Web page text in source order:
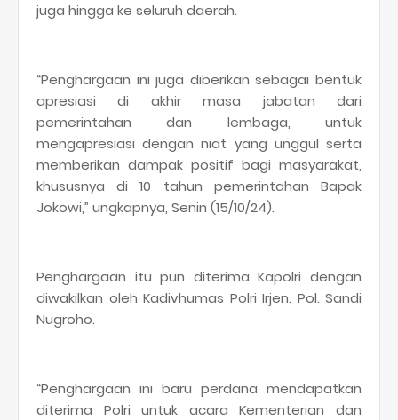
juga hingga ke seluruh daerah.
“Penghargaan ini juga diberikan sebagai bentuk
apresiasi di akhir masa jabatan dari
pemerintahan dan lembaga, untuk
mengapresiasi dengan niat yang unggul serta
memberikan dampak positif bagi masyarakat,
khususnya di 10 tahun pemerintahan Bapak
Jokowi,” ungkapnya, Senin (15/10/24).
Penghargaan itu pun diterima Kapolri dengan
diwakilkan oleh Kadivhumas Polri Irjen. Pol. Sandi
Nugroho.
“Penghargaan ini baru perdana mendapatkan
diterima Polri untuk acara Kementerian dan